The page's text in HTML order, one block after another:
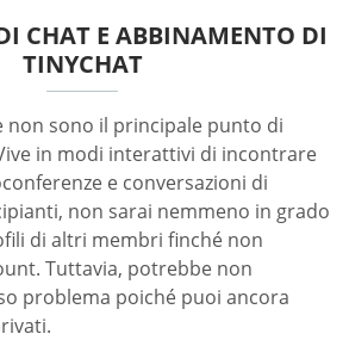
CHAT E ABBINAMENTO DI
TINYCHAT
non sono il principale punto di
in modi interattivi di incontrare
e conversazioni di
non sarai nemmeno in grado
di altri membri finché non
Tuttavia, potrebbe non
problema poiché puoi ancora